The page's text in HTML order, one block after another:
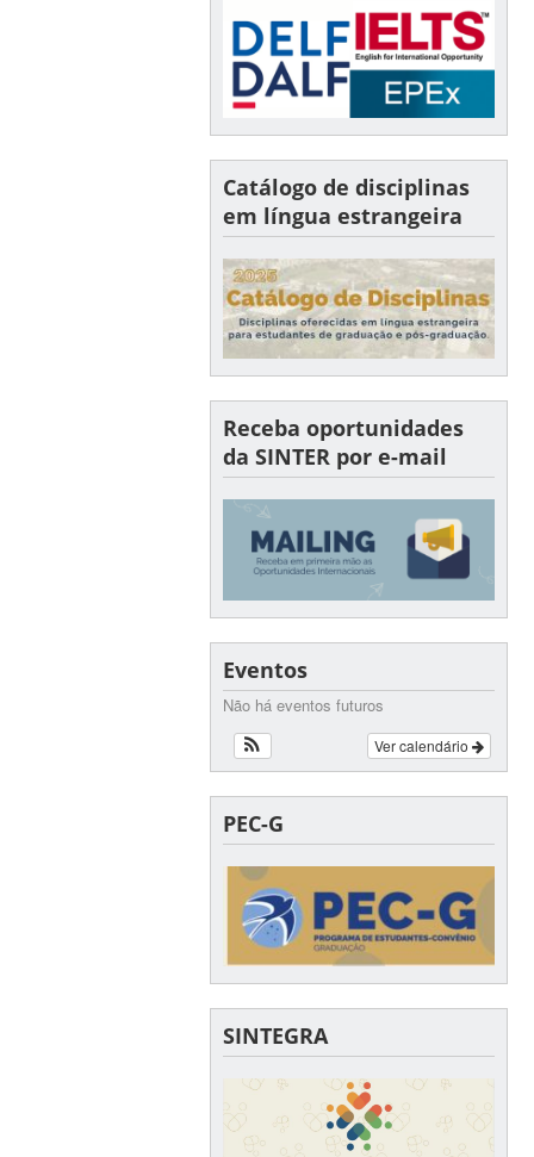
Catálogo de disciplinas
em língua estrangeira
Receba oportunidades
da SINTER por e-mail
Eventos
Não há eventos futuros
Ver calendário
PEC-G
SINTEGRA